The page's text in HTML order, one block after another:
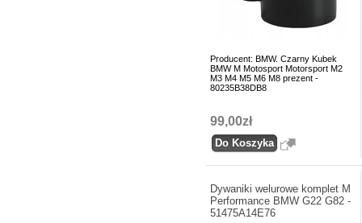
Producent: BMW. Czarny Kubek
BMW M Motosport Motorsport M2
M3 M4 M5 M6 M8 prezent -
80235B38DB8
99,00zł
Dywaniki welurowe komplet M
Performance BMW G22 G82 -
51475A14E76